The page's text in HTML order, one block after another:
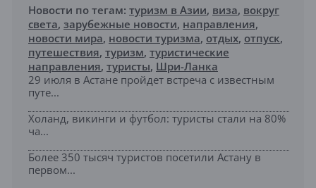
Новости по тегам: туризм в Азии, виза, вокруг
света, зарубежные новости, направления,
новости мира, новости туризма, отдых, отпуск,
путешествия, туризм, туристические
направления, туристы, Шри-Ланка
29 июля в Астане пройдет встреча с известным
путе...
Холанд, викинги и футбол: туристы стали на 80%
ча...
Более 350 тысяч туристов посетили Астану в
первом...